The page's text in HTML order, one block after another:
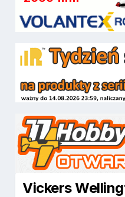
Vickers